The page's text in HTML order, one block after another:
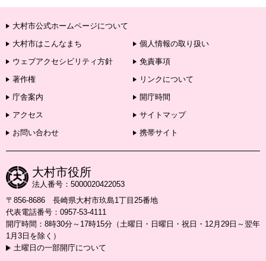
大村市公式ホームページについて
大村市はこんなまち
個人情報の取り扱い
ウェブアクセシビリティ方針
免責事項
著作権
リンクについて
庁舎案内
開庁時間
アクセス
サイトマップ
お問い合わせ
携帯サイト
大村市役所
法人番号：5000020422053
〒856-8686 長崎県大村市玖島1丁目25番地
代表電話番号：0957-53-4111
開庁時間：8時30分～17時15分（土曜日・日曜日・祝日・12月29日～翌年
1月3日を除く）
土曜日の一部開庁について